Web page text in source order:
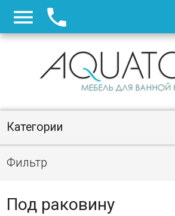
 
Категории
Фильтр
Под раковину